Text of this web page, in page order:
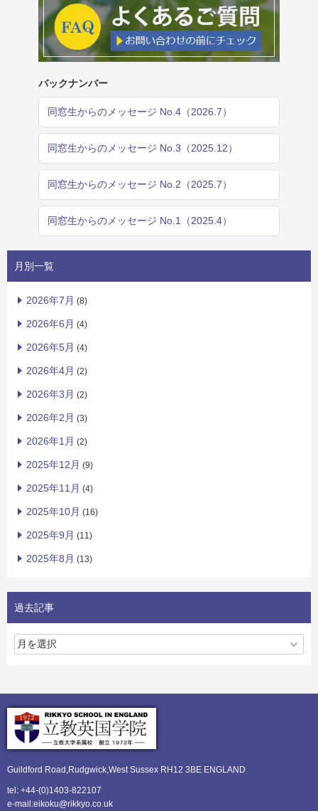
バックナンバー
同窓生からのメッセージ No.4（2026.7）
同窓生からのメッセージ No.3（2025.12）
同窓生からのメッセージ No.2（2025.7）
同窓生からのメッセージ No.1（2025.4）
月別一覧
2026年7月 (8)
2026年6月 (4)
2026年5月 (4)
2026年4月 (2)
2026年3月 (2)
2026年2月 (3)
2026年1月 (2)
2025年12月 (9)
2025年11月 (4)
2025年10月 (16)
2025年9月 (11)
2025年8月 (13)
過去記事
Guildford Road,Rudgwick,West Sussex RH12 3BE ENGLAND
tel: +44-(0)1403-822107
e-mail:eikoku@rikkyo.co.uk